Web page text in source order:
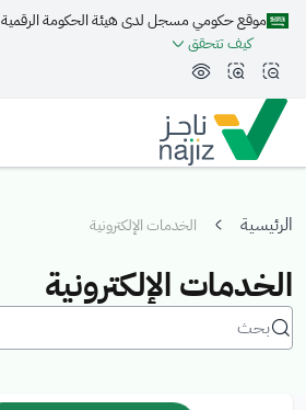
موقع حكومي مسجل لدى هيئة الحكومة الرقمية
كيف تتحقق
تقليل الرؤية وحجم الخطزيادة الرؤية وحجم الخطتبديل المظهر
الجانبية
الرئيسية الخدمات الإلكترونية
الخدمات الإلكترونية